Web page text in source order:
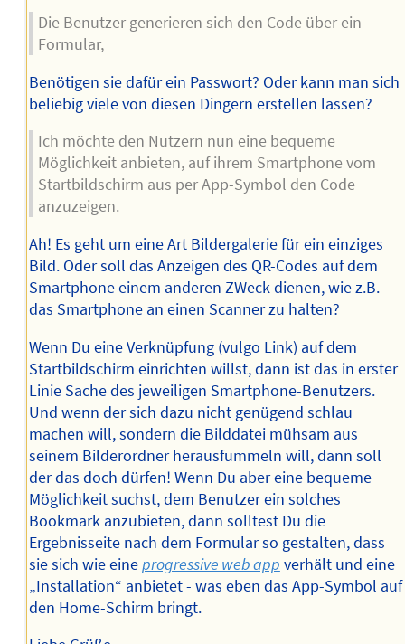
Die Benutzer generieren sich den Code über ein
Formular,
Benötigen sie dafür ein Passwort? Oder kann man sich
beliebig viele von diesen Dingern erstellen lassen?
Ich möchte den Nutzern nun eine bequeme
Möglichkeit anbieten, auf ihrem Smartphone vom
Startbildschirm aus per App-Symbol den Code
anzuzeigen.
Ah! Es geht um eine Art Bildergalerie für ein einziges
Bild. Oder soll das Anzeigen des QR-Codes auf dem
Smartphone einem anderen ZWeck dienen, wie z.B.
das Smartphone an einen Scanner zu halten?
Wenn Du eine Verknüpfung (vulgo Link) auf dem
Startbildschirm einrichten willst, dann ist das in erster
Linie Sache des jeweiligen Smartphone-Benutzers.
Und wenn der sich dazu nicht genügend schlau
machen will, sondern die Bilddatei mühsam aus
seinem Bilderordner herausfummeln will, dann soll
der das doch dürfen! Wenn Du aber eine bequeme
Möglichkeit suchst, dem Benutzer ein solches
Bookmark anzubieten, dann solltest Du die
Ergebnisseite nach dem Formular so gestalten, dass
sie sich wie eineprogressive web app verhält und eine
„Installation“ anbietet - was eben das App-Symbol auf
den Home-Schirm bringt.